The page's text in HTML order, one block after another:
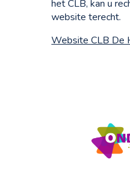
het CLB, kan u
website terecht.
Website CLB De